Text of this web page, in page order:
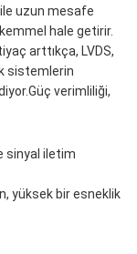
uzun mesafe
hale getirir.
arttıkça, LVDS,
sistemlerin
verimliliği,
sinyal iletim
yüksek bir esneklik